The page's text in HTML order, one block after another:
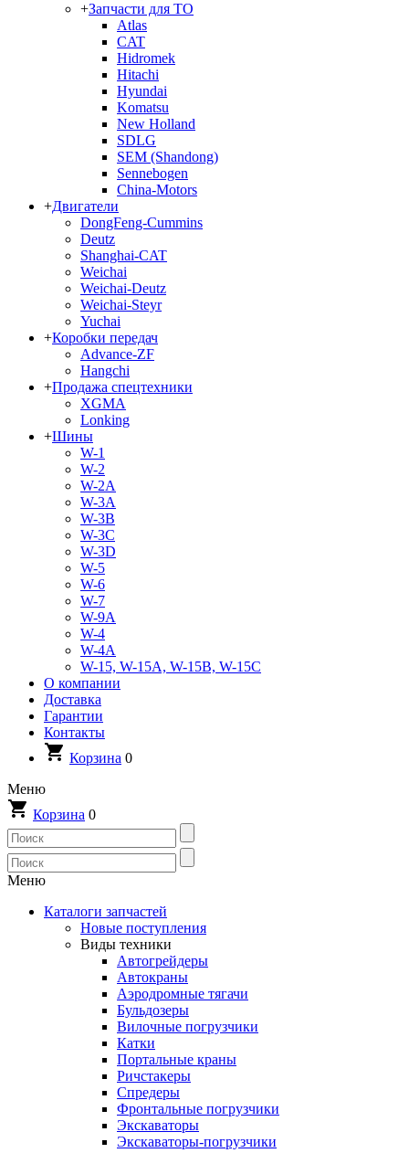
+Запчасти для ТО
Atlas
CAT
Hidromek
Hitachi
Hyundai
Komatsu
New Holland
SDLG
SEM (Shandong)
Sennebogen
China-Motors
+Двигатели
DongFeng-Cummins
Deutz
Shanghai-CAT
Weichai
Weichai-Deutz
Weichai-Steyr
Yuchai
+Коробки передач
Advance-ZF
Hangchi
+Продажа спецтехники
XGMA
Lonking
+Шины
W-1
W-2
W-2A
W-3A
W-3B
W-3C
W-3D
W-5
W-6
W-7
W-9A
W-4
W-4A
W-15, W-15A, W-15B, W-15C
О компании
Доставка
Гарантии
Контакты
Корзина 0
Меню
Корзина 0
Меню
Каталоги запчастей
Новые поступления
Виды техники
Автогрейдеры
Автокраны
Аэродромные тягачи
Бульдозеры
Вилочные погрузчики
Катки
Портальные краны
Ричстакеры
Спредеры
Фронтальные погрузчики
Экскаваторы
Экскаваторы-погрузчики